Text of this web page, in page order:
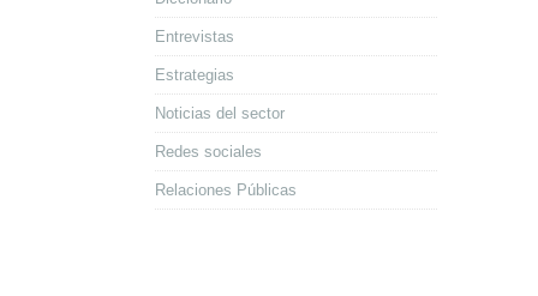
Entrevistas
Estrategias
Noticias del sector
Redes sociales
Relaciones Públicas